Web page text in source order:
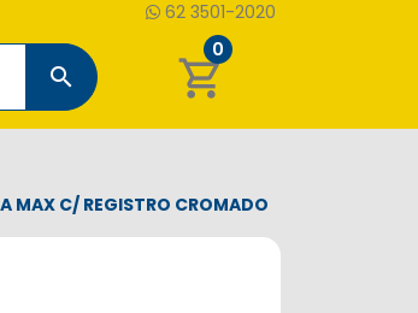
62 3501-2020
search shopping_cart
0
MAX C/ REGISTRO CROMADO